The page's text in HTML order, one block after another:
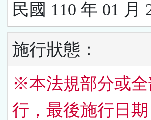
民國 110 年 01 月
施行狀態：
※本法規部分或
行，最後施行日